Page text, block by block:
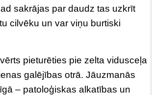
sakrājas par daudz tas uzkrīt
cilvēku un var viņu burtiski
pieturēties pie zelta vidusceļa
galējības otrā. Jāuzmanās
– patoloģiskas alkatības un